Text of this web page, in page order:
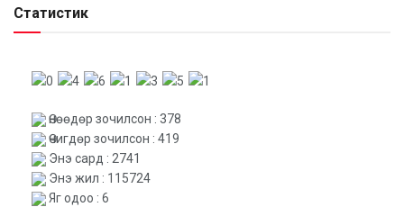
Статистик
Өнөөдөр зочилсон : 378
Өчигдөр зочилсон : 419
Энэ сард : 2741
Энэ жил : 115724
Яг одоо : 6